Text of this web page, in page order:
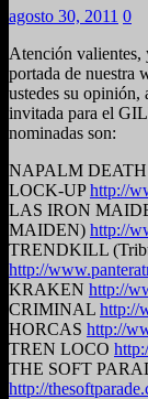
agosto 30, 2011 0
Atención valientes,
portada de nuestra
ustedes su opinión,
invitada para el
nominadas son:
NAPALM DEATH
LOCK-UPhttp://
LAS IRON
MAIDEN) http://
TRENDKILL
http://
KRAKEN http://
CRIMINAL http://
HORCAS http://
TREN LOCO
THE SOFT
http://